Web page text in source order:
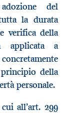
del
la durata
verifica della
applicata a
della
personale.
all’art. 299